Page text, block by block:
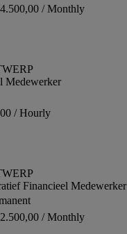
Medewerker
Financieel Medewerker